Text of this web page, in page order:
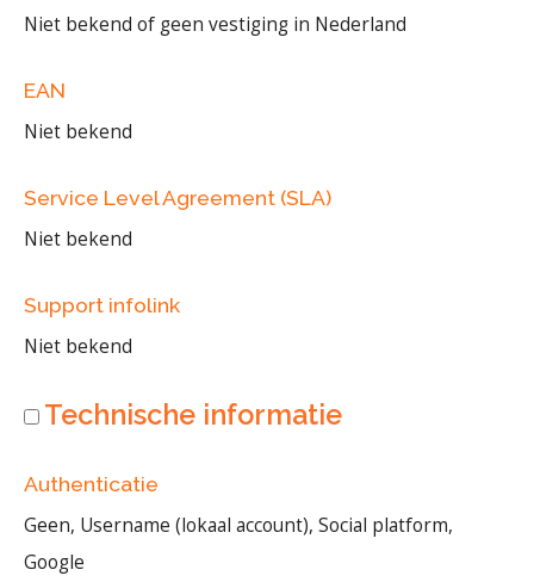
Niet bekend of geen vestiging in Nederland
EAN
Niet bekend
Service Level Agreement (SLA)
Niet bekend
Support infolink
Niet bekend
Technische informatie
Authenticatie
Geen, Username (lokaal account), Social platform,
Google